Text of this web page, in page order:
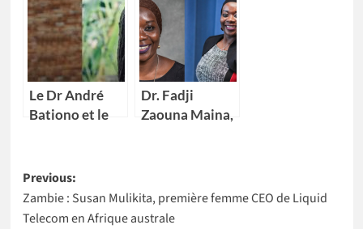
Directrice
générale d’IBM
Ghana
commerce
(CIBC) nomme
Kikelomo
Lawal comme
Vice-
présidente
Le Dr André
Bationo et le
remportent
l’Africa Food
Prize 2020
Dr. Fadji
Zaouna Maina,
Niger à
intégrer la
Post
navigation
Previous:
Zambie : Susan Mulikita, première femme CEO de Liquid
Telecom en Afrique australe